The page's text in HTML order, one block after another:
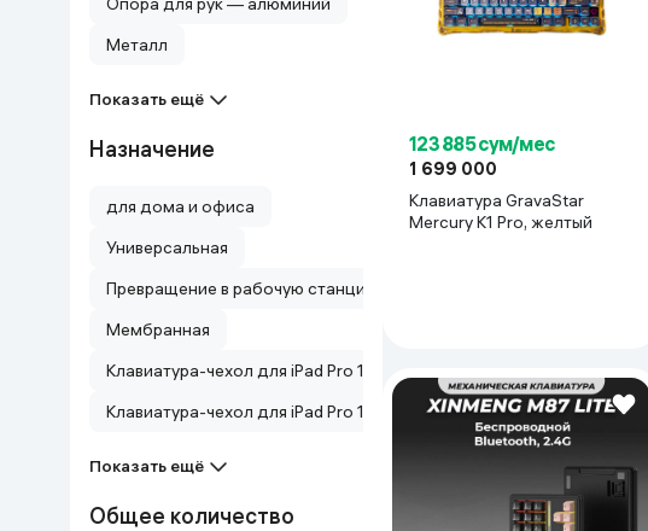
Металл
Показать ещё
Назначение
для дома и офиса
Универсальная
Превращение в рабочую станцию
Мембранная
Клавиатура-чехол для iPad Pro 13" (M4, 2024)
Клавиатура-чехол для iPad Pro 12.9" (3–6 поколения)
Показать ещё
Общее количество
123 885 сум/мес
1 699 000
Клавиатура GravaStar
Mercury K1 Pro, желтый